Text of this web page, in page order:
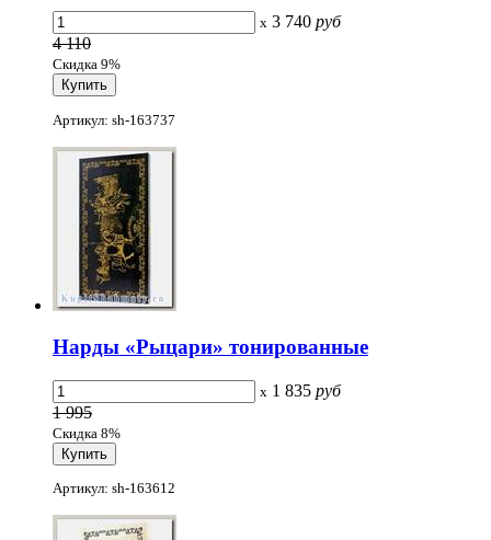
x 3 740 руб
4 110
Скидка 9%
Артикул: sh-163737
Нарды «Рыцари» тонированные
x 1 835 руб
1 995
Скидка 8%
Артикул: sh-163612